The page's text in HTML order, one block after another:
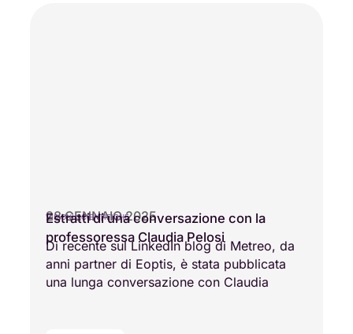
28 GENNAIO 2025
VISIONI SCIENTIFICHE
Estratti di una conversazione con la
professoressa Claudia Pelosi
Di recente sul LinkedIn blog di Metreo, da
anni partner di Eoptis, è stata pubblicata
una lunga conversazione con Claudia